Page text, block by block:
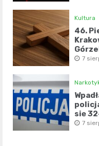
Kultura
46.
7
się
7